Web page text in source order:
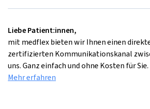
Liebe Patient:innen,
mit medflex bieten wir Ihnen einen
zertifizierten Kommunikationskanal
uns. Ganz einfach und ohne Kosten für Sie.
Mehr erfahren